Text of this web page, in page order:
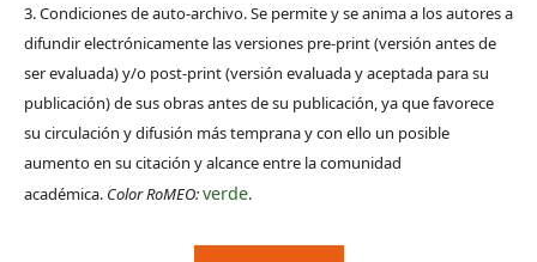
3. Condiciones de auto-archivo. Se permite y se anima a los autores a
difundir electrónicamente las versiones pre-print (versión antes de
ser evaluada) y/o post-print (versión evaluada y aceptada para su
publicación) de sus obras antes de su publicación, ya que favorece
su circulación y difusión más temprana y con ello un posible
aumento en su citación y alcance entre la comunidad
académica. Color RoMEO:verde.